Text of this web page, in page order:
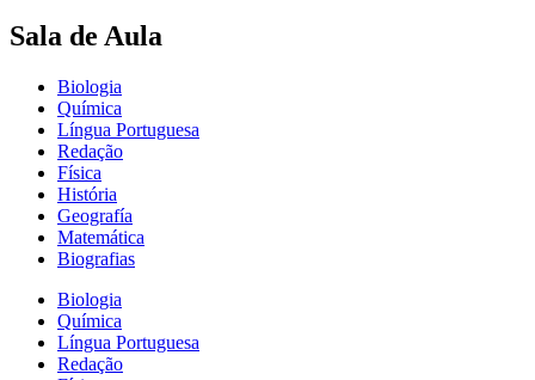
Sala de Aula
Biologia
Química
Língua Portuguesa
Redação
Física
História
Geografía
Matemática
Biografias
Biologia
Química
Língua Portuguesa
Redação